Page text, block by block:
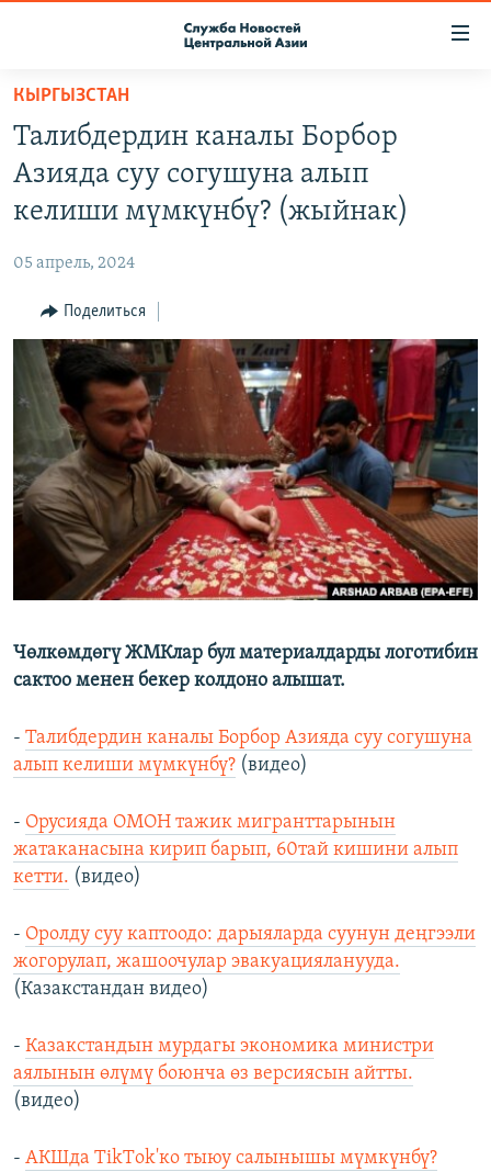
Вернуться
основному
содержанию
главной
навигации
Вернутся
поиску
О ПРОЕКТЕ
ПОДПИСКА
НАСТОЯЩЕЕ ВРЕМЯ
МИГРАНТ МЕДИА
КЫРГЫЗСТАН
Талибдердин каналы Борбор
Азияда суу согушуна алып
келиши мүмкүнбү? (жыйнак)
05 апрель, 2024
Поделиться
Чөлкөмдөгү ЖМКлар бул материалдарды логотибин
сактоо менен бекер колдоно алышат.
- Талибдердин каналы Борбор Азияда суу согушуна
алып келиши мүмкүнбү? (видео)
- Орусияда ОМОН тажик мигранттарынын
жатаканасына кирип барып, 60тай кишини алып
кетти. (видео)
- Оролду суу каптоодо: дарыяларда суунун деңгээли
жогорулап, жашоочулар эвакуацияланууда.
(Казакстандан видео)
- Казакстандын мурдагы экономика министри
аялынын өлүмү боюнча өз версиясын айтты.
(видео)
- АКШда TikTоk'ко тыюу салынышы мүмкүнбү?